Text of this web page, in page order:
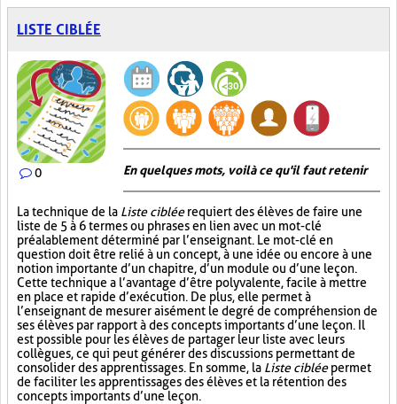
LISTE CIBLÉE
0 En quelques mots, voilà ce qu'il faut retenir
La technique de la Liste cibléerequiert des élèves de faire une
liste de 5 à 6 termes ou phrases en lien avec un mot-clé
préalablement déterminé par l’enseignant. Le mot-clé en
question doit être relié à un concept, à une idée ou encore à une
notion importante d’un chapitre, d’un module ou d’une leçon.
Cette technique a l’avantage d’être polyvalente, facile à mettre
en place et rapide d’exécution. De plus, elle permet à
l’enseignant de mesurer aisément le degré de compréhension de
ses élèves par rapport à des concepts importants d’une leçon. Il
est possible pour les élèves de partager leur liste avec leurs
collègues, ce qui peut générer des discussions permettant de
consolider des apprentissages. En somme, la Liste cibléepermet
de faciliter les apprentissages des élèves et la rétention des
concepts importants d’une leçon.